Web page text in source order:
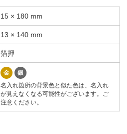
15 × 180 mm
13 × 140 mm
箔押
金
銀
名入れ箇所の背景色と似た色は、名入れ
が見えなくなる可能性がございます。ご
注意ください。